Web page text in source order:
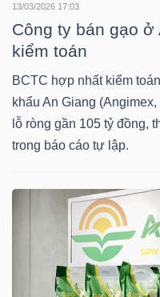
13/03/2026 17:03
Công ty bán gạo ở
kiểm toán
BCTC hợp nhất kiểm
khẩu An Giang
lỗ ròng gần 105 tỷ đồng,
trong báo cáo tự lập.
DƯƠNG
TÀI
CHÍNH
CÁ
NHÂN
VIETSTOCKFINANCE